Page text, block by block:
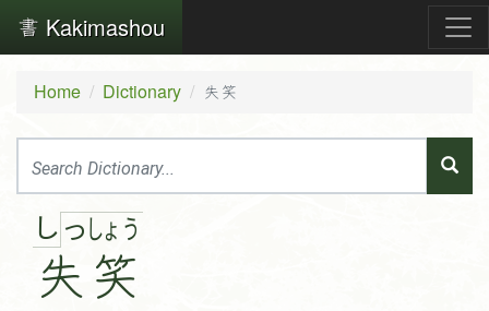
Kakimashou
Home Dictionary 失笑
し っ
失
しょ う
笑